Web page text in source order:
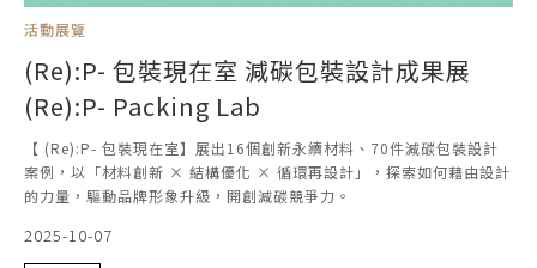
活動展覽
(Re):P- 包裝現在室 減碳包裝設計成果展
(Re):P- Packing Lab
【 (Re):P- 包裝現在室】展出16個創新永續材料、70件減碳包裝設計
案例，以「材料創新 × 結構優化 × 循環再設計」，探索如何藉由設計
的力量，驅動品牌形象升級，開創減碳競爭力。
2025-10-07